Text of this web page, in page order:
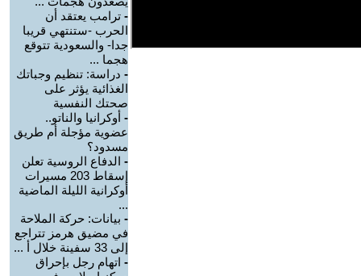
- ترامب يعتقد أن
الحرب -ستنتهي قريبا
جدا- والسعودية تتوقع
هجما ...
- دراسة: تنظيم وجباتك
الغذائية يؤثر على
صحتك النفسية
- أوكرانيا والناتو..
عضوية مؤجلة أم طريق
مسدود؟
- الدفاع الروسية تعلن
إسقاط 203 مسيرات
أوكرانية الليلة الماضية
...
- بيانات: حركة الملاحة
في مضيق هرمز تتراجع
إلى 33 سفينة خلال أ ...
- اتهام رجل بإحراق